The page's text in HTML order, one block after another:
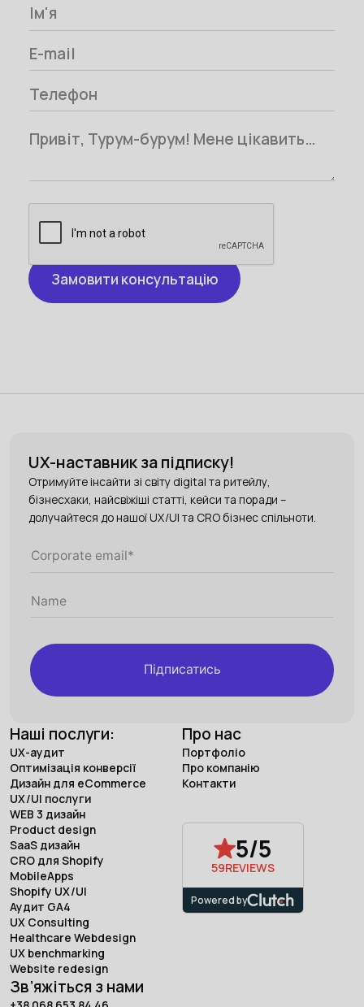
Наші послуги:
UX-аудит
Оптимізація конверсії
Дизайн для eCommerce
UX/UI послуги
WEB 3 дизайн
Product design
SaaS дизайн
CRO для Shopify
MobileApps
Shopify UX/UI
Аудит GA4
UX Consulting
Healthcare Webdesign
UX benchmarking
Website redesign
Про нас
Портфоліо
Про компанію
Контакти
5/5
59REVIEWS
Powered by
Зв’яжіться з нами
UX-наставник за підписку!
Отримуйте інсайти зі світу digital та ритейлу,
бізнесхаки, найсвіжіші статті, кейси та поради –
долучайтеся до нашої UX/UI та CRO бізнес спільноти.
Підписатись